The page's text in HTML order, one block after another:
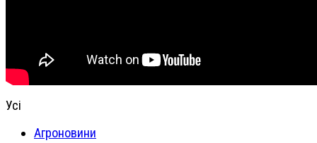
Усі
Агроновини